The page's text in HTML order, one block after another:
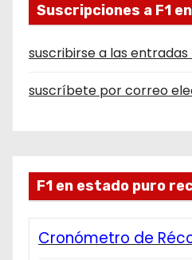
Suscripciones a F1
suscribirse a las entradas
suscríbete por correo
F1 en estado puro
Cronómetro de